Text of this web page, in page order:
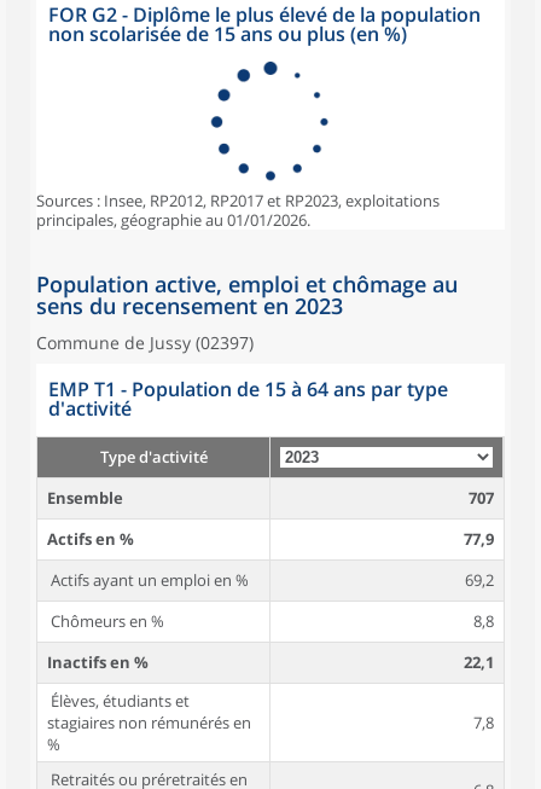
FOR G2 - Diplôme le plus élevé de la population
non scolarisée de 15 ans ou plus (en %)
Sources : Insee, RP2012, RP2017 et RP2023, exploitations
principales, géographie au 01/01/2026.
Population active, emploi et chômage au
sens du recensement en 2023
Commune de Jussy (02397)
EMP T1 - Population de 15 à 64 ans par type
d'activité
Type d'activité
Ensemble
707
Actifs en %
77,9
Actifs ayant un emploi en %
69,2
Chômeurs en %
8,8
Inactifs en %
22,1
Élèves, étudiants et
stagiaires non rémunérés en
%
7,8
Retraités ou préretraités en